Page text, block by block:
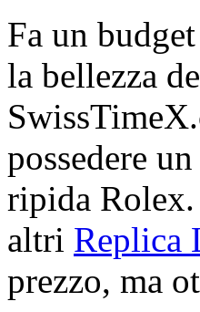
Fa un
la bellezza
possedere
ripida
altri Replica
prezzo, ma